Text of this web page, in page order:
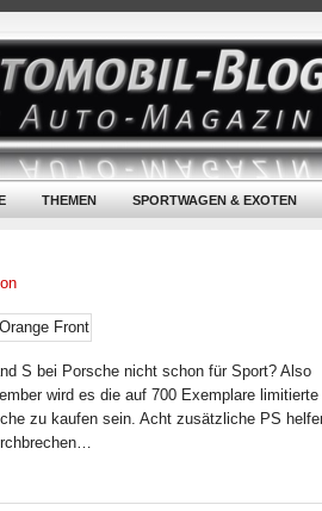
THEMEN SPORTWAGEN & EXOTEN
S bei Porsche nicht schon für Sport? Also
wird es die auf 700 Exemplare limitierte
zu kaufen sein. Acht zusätzliche PS